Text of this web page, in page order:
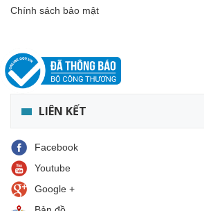
Chính sách bảo mật
LIÊN KẾT
Facebook
Youtube
Google +